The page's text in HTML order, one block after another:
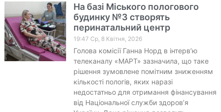
На базі Міського пологового
будинку №3 створять
перинатальний центр
19:47 Ср, 8 Квітня, 2026
Голова комісії Ганна Норд в інтерв’ю
телеканалу «МАРТ» зазначила, що таке
рішення зумовлене помітним зниженням
кількості пологів, яких наразі
недостатньо для отримання фінансування
від Національної служби здоров’я